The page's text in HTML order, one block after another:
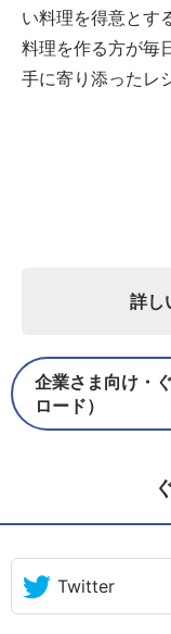
い料理を得意とす
料理を作る方が毎
手に寄り添ったレ
詳し
企業さま向け・
ロード）
Twitter